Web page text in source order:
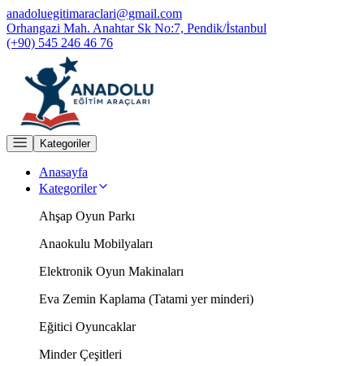
anadoluegitimaraclari@gmail.com
Orhangazi Mah. Anahtar Sk No:7, Pendik/İstanbul
(+90) 545 246 46 76
Kategoriler
Anasayfa
Kategoriler
Ahşap Oyun Parkı
Anaokulu Mobilyaları
Elektronik Oyun Makinaları
Eva Zemin Kaplama (Tatami yer minderi)
Eğitici Oyuncaklar
Minder Çeşitleri